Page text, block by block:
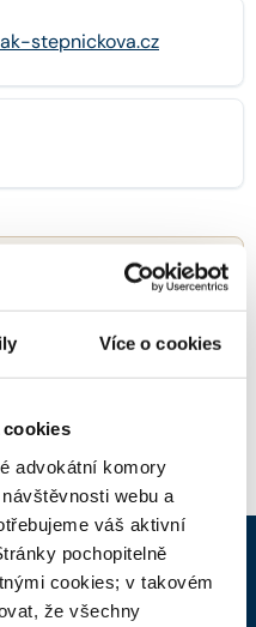
Více o cookies
cookies
advokátní komory
webu a
váš aktivní
pochopitelně
cookies; v takovém
že všechny
stepnickova.cz